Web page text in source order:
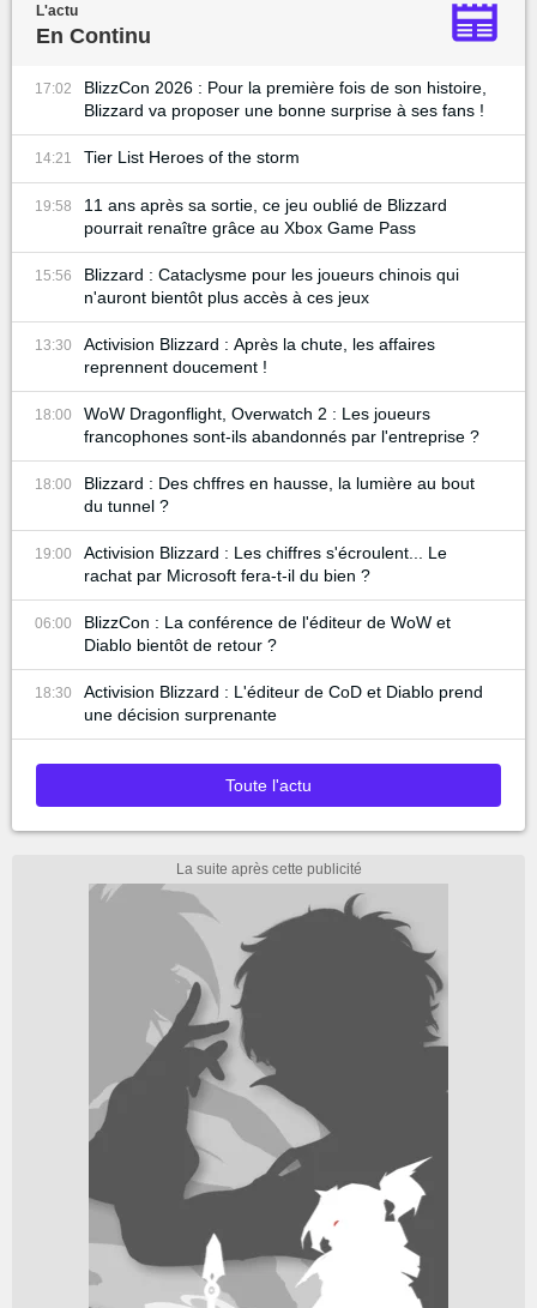
L'actu
En Continu
17:02
BlizzCon 2026 : Pour la première fois de son histoire,
Blizzard va proposer une bonne surprise à ses fans !
14:21 Tier List Heroes of the storm
19:58
11 ans après sa sortie, ce jeu oublié de Blizzard
pourrait renaître grâce au Xbox Game Pass
15:56
Blizzard : Cataclysme pour les joueurs chinois qui
n'auront bientôt plus accès à ces jeux
13:30
Activision Blizzard : Après la chute, les affaires
reprennent doucement !
18:00
WoW Dragonflight, Overwatch 2 : Les joueurs
francophones sont-ils abandonnés par l'entreprise ?
18:00
Blizzard : Des chffres en hausse, la lumière au bout
du tunnel ?
19:00
Activision Blizzard : Les chiffres s'écroulent... Le
rachat par Microsoft fera-t-il du bien ?
06:00
BlizzCon : La conférence de l'éditeur de WoW et
Diablo bientôt de retour ?
18:30
Activision Blizzard : L'éditeur de CoD et Diablo prend
une décision surprenante
Toute l'actu